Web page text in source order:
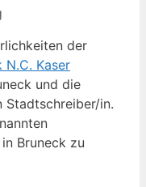
der
Kaser
und die
Stadtschreiber/in.
Bruneck zu